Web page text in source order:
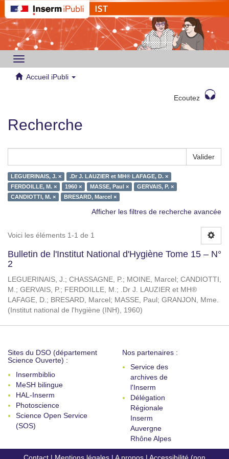
Toggle
navigation
Accueil iPubli
Ecoutez
Recherche
Valider
LEGUERINAIS, J. ×
.Dr J. LAUZIER et MH® LAFAGE, D. ×
FERDOILLE, M. ×
1960 × MASSE, Paul ×
GERVAIS, P. ×
CANDIOTTI, M. ×
BRESARD, Marcel ×
Afficher les filtres de recherche avancée
Voici les éléments 1-1 de 1
Bulletin de l'Institut National d'Hygiène Tome 15 – N°
2
LEGUERINAIS, J.; CHASSAGNE, P.; MOINE, Marcel ; CANDIOTTI,
M.; GERVAIS, P.; FERDOILLE, M.; .Dr J. LAUZIER et MH®
LAFAGE, D.; BRESARD, Marcel ; MASSE, Paul ; GRANJON, Mme.
( Institut national de l'hygiène (INH), 1960)
Sites du DSO (département
Science Ouverte) :
Insermbiblio
MeSH bilingue
HAL-Inserm
Photoscience
Science Open Service
(SOS)
Nos partenaires :
Service des
archives de
l'Inserm
Délégation
Régionale
Inserm
Auvergne
Rhône Alpes